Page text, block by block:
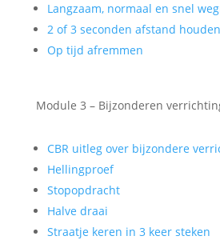
Langzaam, normaal en snel
2 of 3 seconden afstand houden
Op tijd afremmen
Module 3 – Bijzonderen
CBR uitleg over bijzondere
Hellingproef
Stopopdracht
Halve draai
Straatje keren in 3 keer steken